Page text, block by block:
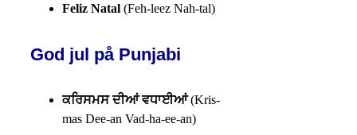
Feliz Natal (Feh-leez Nah-tal)
God jul på Punjabi
ਕਰਿਸਮਸ ਦੀਆਂ ਵਧਾਈਆਂ(Kris-
mas Dee-an Vad-ha-ee-an)